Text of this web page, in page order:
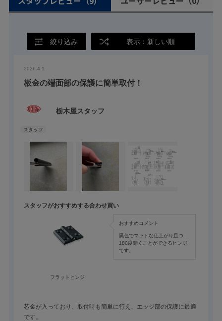
絞り込み 表示：新しい順
2026.4.1
板金の端面部の保護に簡単取付！
栃木屋スタッフ
スタッフがおすすめする合わせ買い
フラットヒンジ
おすすめコメント
黒色でマットな仕上がり且つ
180度開くことができるヒンジ
です。
芯金が入っており、取付時も簡単に行え、エッジ部の保護に最適
です。